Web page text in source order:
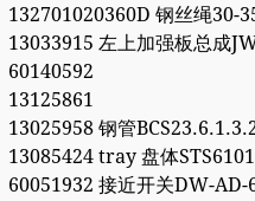
132701020360D 钢丝绳30-
13033915 左上加强板总成
60140592
13125861
13025958 钢管
13085424 tray 盘体
60051932 接近开关DW-AD-